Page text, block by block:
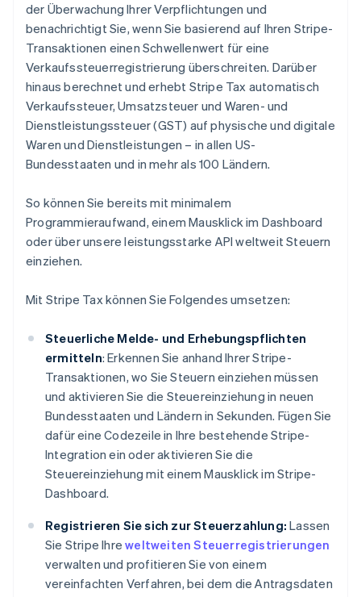
der Überwachung Ihrer Verpflichtungen und
benachrichtigt Sie, wenn Sie basierend auf Ihren Stripe-
Transaktionen einen Schwellenwert für eine
Verkaufssteuerregistrierung überschreiten. Darüber
hinaus berechnet und erhebt Stripe Tax automatisch
Verkaufssteuer, Umsatzsteuer und Waren- und
Dienstleistungssteuer (GST) auf physische und digitale
Waren und Dienstleistungen – in allen US-
Bundesstaaten und in mehr als 100 Ländern.
So können Sie bereits mit minimalem
Programmieraufwand, einem Mausklick im Dashboard
oder über unsere leistungsstarke API weltweit Steuern
einziehen.
Mit Stripe Tax können Sie Folgendes umsetzen:
Steuerliche Melde- und Erhebungspflichten
ermitteln: Erkennen Sie anhand Ihrer Stripe-
Transaktionen, wo Sie Steuern einziehen müssen
und aktivieren Sie die Steuereinziehung in neuen
Bundesstaaten und Ländern in Sekunden. Fügen Sie
dafür eine Codezeile in Ihre bestehende Stripe-
Integration ein oder aktivieren Sie die
Steuereinziehung mit einem Mausklick im Stripe-
Dashboard.
Registrieren Sie sich zur Steuerzahlung: Lassen
Sie Stripe Ihreweltweiten Steuerregistrierungen
verwalten und profitieren Sie von einem
vereinfachten Verfahren, bei dem die Antragsdaten